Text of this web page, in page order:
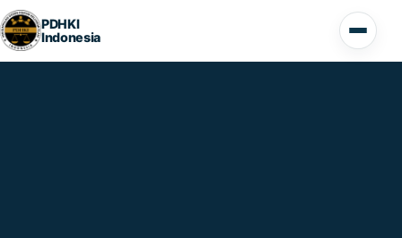
Lompat ke konten
PDHKI
Indonesia
Buka